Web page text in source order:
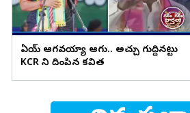
ఏయ్ ఆగవయ్యా ఆగు.. అచ్చు గుద్దినట్టు
KCR ని దింపిన కవిత